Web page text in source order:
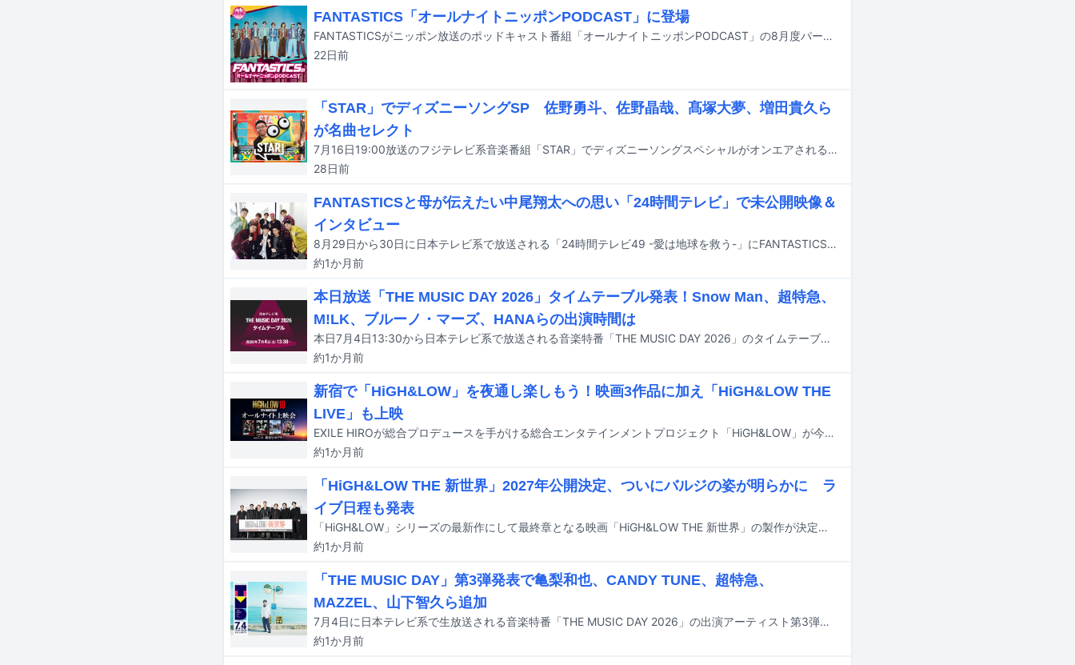
FANTASTICS「オールナイトニッポンPODCAST」に登場
FANTASTICSがニッポン放送のポッドキャスト番組「オールナイトニッポンPODCAST」の8月度パーソナリティを担当する。
22日前
「STAR」でディズニーソングSP 佐野勇斗、佐野晶哉、髙塚大夢、増田貴久ら
が名曲セレクト
7月16日19:00放送のフジテレビ系音楽番組「STAR」でディズニーソングスペシャルがオンエアされる。
28日前
FANTASTICSと母が伝えたい中尾翔太への思い「24時間テレビ」で未公開映像＆
インタビュー
8月29日から30日に日本テレビ系で放送される「24時間テレビ49 -愛は地球を救う-」にFANTASTICSが出演する。
約1か月前
本日放送「THE MUSIC DAY 2026」タイムテーブル発表！Snow Man、超特急、
M!LK、ブルーノ・マーズ、HANAらの出演時間は
本日7月4日13:30から日本テレビ系で放送される音楽特番「THE MUSIC DAY 2026」のタイムテーブルが発表された。
約1か月前
新宿で「HiGH&LOW」を夜通し楽しもう！映画3作品に加え「HiGH&LOW THE
LIVE」も上映
EXILE HIROが総合プロデュースを手がける総合エンタテインメントプロジェクト「HiGH&LOW」が今年で10周年を迎えた。これを記念して7月18日に東京・新宿ピカデリーで行われる一夜限りのオールナイト上映会にて、映画「HiGH&LOW THE MOVIE」「HiGH&LOW THE RED RAIN」「HiGH&LOW THE MOVIE 2 / END OF SKY」が上映されることが決定した。
約1か月前
「HiGH&LOW THE 新世界」2027年公開決定、ついにバルジの姿が明らかに ラ
イブ日程も発表
「HiGH&LOW」シリーズの最新作にして最終章となる映画「HiGH&LOW THE 新世界」の製作が決定。2027年に公開されることが明らかになった。
約1か月前
「THE MUSIC DAY」第3弾発表で亀梨和也、CANDY TUNE、超特急、
MAZZEL、山下智久ら追加
7月4日に日本テレビ系で生放送される音楽特番「THE MUSIC DAY 2026」の出演アーティスト第3弾が発表された。
約1か月前